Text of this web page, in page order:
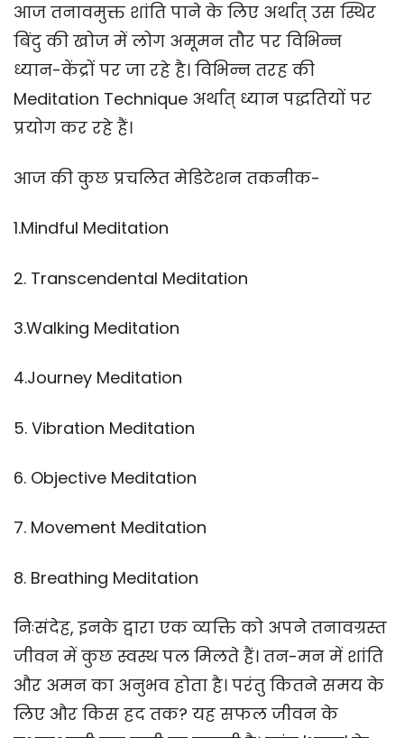
आज तनावमुक्त शांति पाने के लिए अर्थात् उस स्थिर
बिंदु की खोज में लोग अमूमन तौर पर विभिन्न
ध्यान-केंद्रों पर जा रहे है। विभिन्न तरह की
Meditation Technique अर्थात् ध्यान पद्धतियों पर
प्रयोग कर रहे हैं।
आज की कुछ प्रचलित मेडिटेशन तकनीक-
1.Mindful Meditation
2. Transcendental Meditation
3.Walking Meditation
4.Journey Meditation
5. Vibration Meditation
6. Objective Meditation
7. Movement Meditation
8. Breathing Meditation
निःसंदेह, इनके द्वारा एक व्यक्ति को अपने तनावग्रस्त
जीवन में कुछ स्वस्थ पल मिलते हैं। तन-मन में शांति
और अमन का अनुभव होता है। परंतु कितने समय के
लिए और किस हद तक? यह सफल जीवन के